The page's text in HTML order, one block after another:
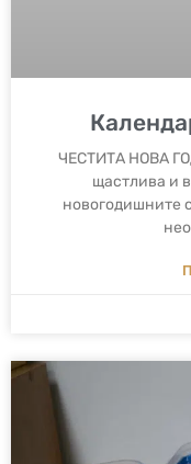
ЧЕСТИТА НОВА
щастлива и
новогодишните